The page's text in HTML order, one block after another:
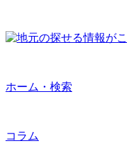
ホーム・検索
コラム